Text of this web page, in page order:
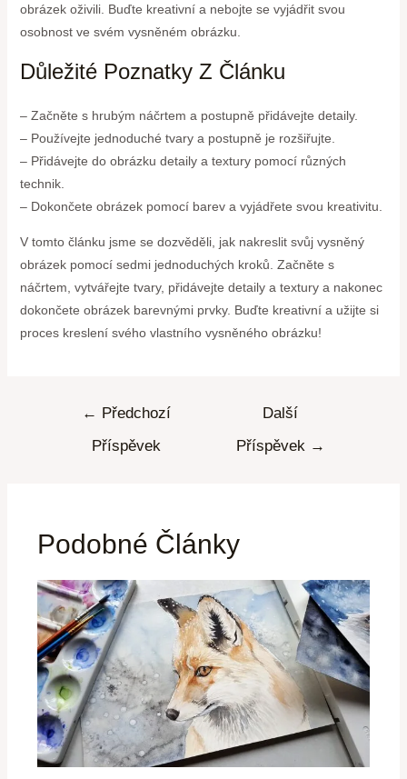
obrázek oživili. Buďte kreativní a nebojte se vyjádřit svou
osobnost ve svém vysněném obrázku.
Důležité Poznatky Z Článku
– Začněte s hrubým náčrtem a postupně přidávejte detaily.
– Používejte jednoduché tvary a postupně je rozšiřujte.
– Přidávejte do obrázku detaily a textury pomocí různých
technik.
– Dokončete obrázek pomocí barev a vyjádřete svou kreativitu.
V tomto článku jsme se dozvěděli, jak nakreslit svůj vysněný
obrázek pomocí sedmi jednoduchých kroků. Začněte s
náčrtem, vytvářejte tvary, přidávejte detaily a textury a nakonec
dokončete obrázek barevnými prvky. Buďte kreativní a užijte si
proces kreslení svého vlastního vysněného obrázku!
← Předchozí
Příspěvek
Další
Příspěvek →
Podobné Články